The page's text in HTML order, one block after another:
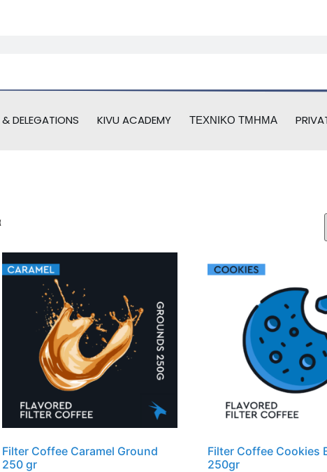
DELEGATIONS KIVU ACADEMY ΤΕΧΝΙΚΌ ΤΜΉΜΑ
Filter Coffee Caramel Ground
250 gr
Filter Coffee Cookies
250gr